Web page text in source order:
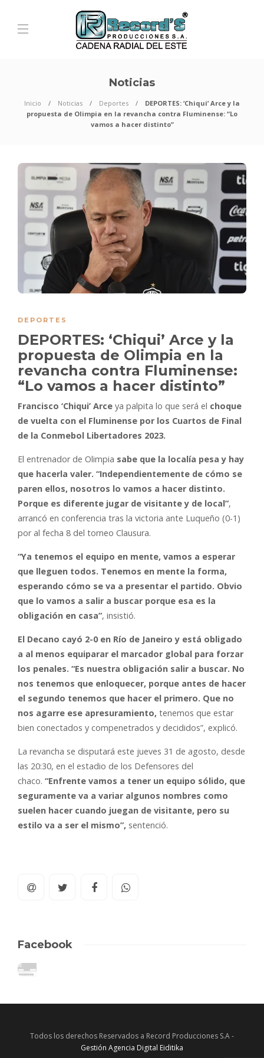
Noticias
Inicio Noticias Deportes
DEPORTES: ‘Chiqui’ Arce y la
propuesta de Olimpia en la revancha contra Fluminense: “Lo
vamos a hacer distinto”
DEPORTES
DEPORTES: ‘Chiqui’ Arce y la
propuesta de Olimpia en la
revancha contra Fluminense:
“Lo vamos a hacer distinto”
Francisco ‘Chiqui’ Arce ya palpita lo que será el choque
de vuelta con el Fluminense por los Cuartos de Final
de la Conmebol Libertadores 2023.
El entrenador de Olimpia sabe que la localía pesa y hay
que hacerla valer. “Independientemente de cómo se
paren ellos, nosotros lo vamos a hacer distinto.
Porque es diferente jugar de visitante y de local”,
arrancó en conferencia tras la victoria ante Luqueño (0-1)
por al fecha 8 del torneo Clausura.
“Ya tenemos el equipo en mente, vamos a esperar
que lleguen todos. Tenemos en mente la forma,
esperando cómo se va a presentar el partido. Obvio
que lo vamos a salir a buscar porque esa es la
obligación en casa”, insistió.
El Decano cayó 2-0 en Río de Janeiro y está obligado
a al menos equiparar el marcador global para forzar
los penales. “Es nuestra obligación salir a buscar. No
nos tenemos que enloquecer, porque antes de hacer
el segundo tenemos que hacer el primero. Que no
nos agarre ese apresuramiento, tenemos que estar
bien conectados y compenetrados y decididos”, explicó.
La revancha se disputará este jueves 31 de agosto, desde
las 20:30, en el estadio de los Defensores del
chaco. “Enfrente vamos a tener un equipo sólido, que
seguramente va a variar algunos nombres como
suelen hacer cuando juegan de visitante, pero su
estilo va a ser el mismo”, sentenció.
Facebook
Todos los derechos Reservados a Record Producciones S.A -
Gestión Agencia Digital Eiditika